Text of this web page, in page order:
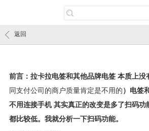
返回
前言：拉卡拉电签和其他品牌电签 本质上没
同支付公司的商户质量肯定是不用的）电签
不用连接手机 其实真正的改变是多了扫码功
都比较低。我就分析一下扫码功能。